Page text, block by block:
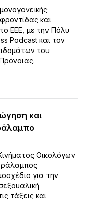
και
ΕΕΕ, με την Πόλυ
Podcast και τον
του
και
Οικολόγων
για την
τάξεις και